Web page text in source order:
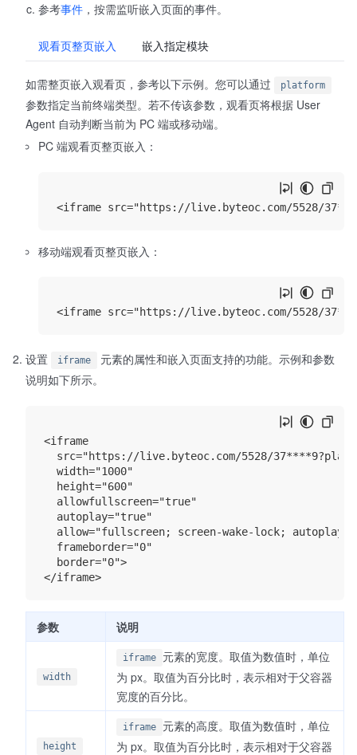
参考事件 ，按需监听嵌入页面的事件。
观看页整页嵌入 嵌入指定模块
如需整页嵌入观看页，参考以下示例。您可以通过 platform
参数指定当前终端类型。若不传该参数，观看页将根据 User
Agent 自动判断当前为 PC 端或移动端。
PC 端观看页整页嵌入：
移动端观看页整页嵌入：
设置 iframe
元素的属性和嵌入页面支持的功能。示例和参数
说明如下所示。
<iframe
src="https://live.byteoc.com/5528/
  width="1000"
  height="600"
  allowfullscreen="true"
  autoplay="true"
allow="fullscreen; screen-wake-lock;
  frameborder="0"
  border="0">
参数 说明
width
iframe
元素的宽度。取值为数值时，单位
为 px。取值为百分比时，表示相对于父容器
宽度的百分比。
height
iframe
元素的高度。取值为数值时，单位
为 px。取值为百分比时，表示相对于父容器